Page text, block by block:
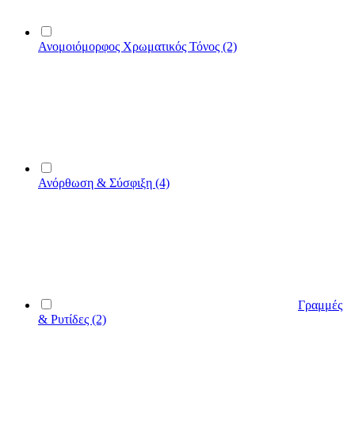
Ανομοιόμορφος Χρωματικός Τόνος (2)
Ανόρθωση & Σύσφιξη (4)
Γραμμές
& Ρυτίδες (2)